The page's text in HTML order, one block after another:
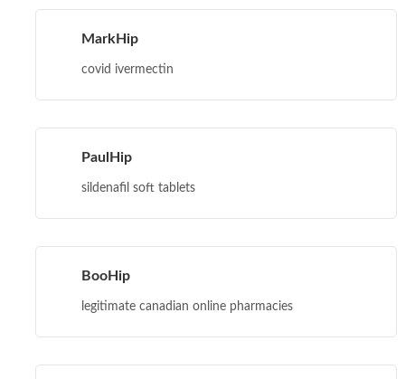
MarkHip
covid ivermectin
PaulHip
sildenafil soft tablets
BooHip
legitimate canadian online pharmacies